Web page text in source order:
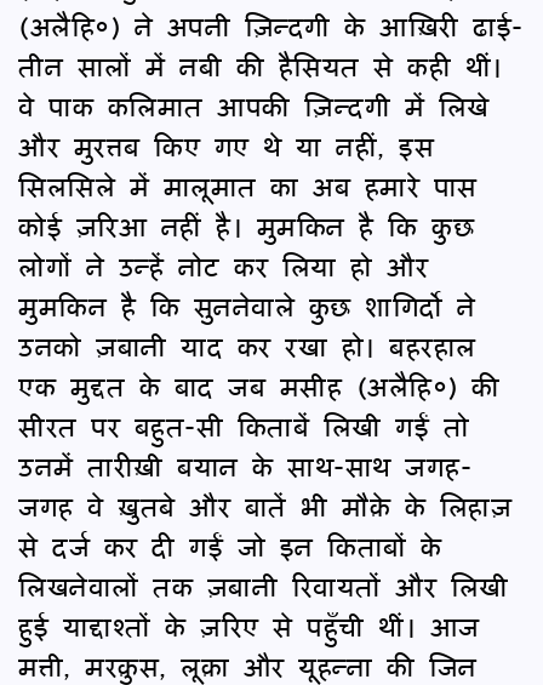
(अलैहि०) ने अपनी ज़िन्दगी के आख़िरी ढाई-
तीन सालों में नबी की हैसियत से कही थीं।
वे पाक कलिमात आपकी ज़िन्दगी में लिखे
और मुरत्तब किए गए थे या नहीं, इस
सिलसिले में मालूमात का अब हमारे पास
कोई ज़रिआ नहीं है। मुमकिन है कि कुछ
लोगों ने उन्हें नोट कर लिया हो और
मुमकिन है कि सुननेवाले कुछ शागिर्दो ने
उनको ज़बानी याद कर रखा हो। बहरहाल
एक मुद्दत के बाद जब मसीह (अलैहि०) की
सीरत पर बहुत-सी किताबें लिखी गईं तो
उनमें तारीख़ी बयान के साथ-साथ जगह-
जगह वे ख़ुतबे और बातें भी मौक़े के लिहाज़
से दर्ज कर दी गईं जो इन किताबों के
लिखनेवालों तक ज़बानी रिवायतों और लिखी
हुई याद्दाश्तों के ज़रिए से पहुँची थीं। आज
मत्ती, मरक़ुस, लूक़ा और यूहन्ना की जिन